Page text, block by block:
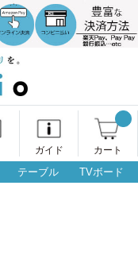
ガイド カート
テーブル TVボード